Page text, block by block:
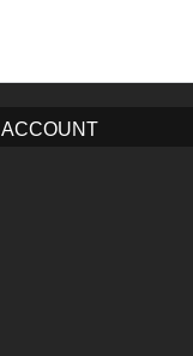
ACCOUNT